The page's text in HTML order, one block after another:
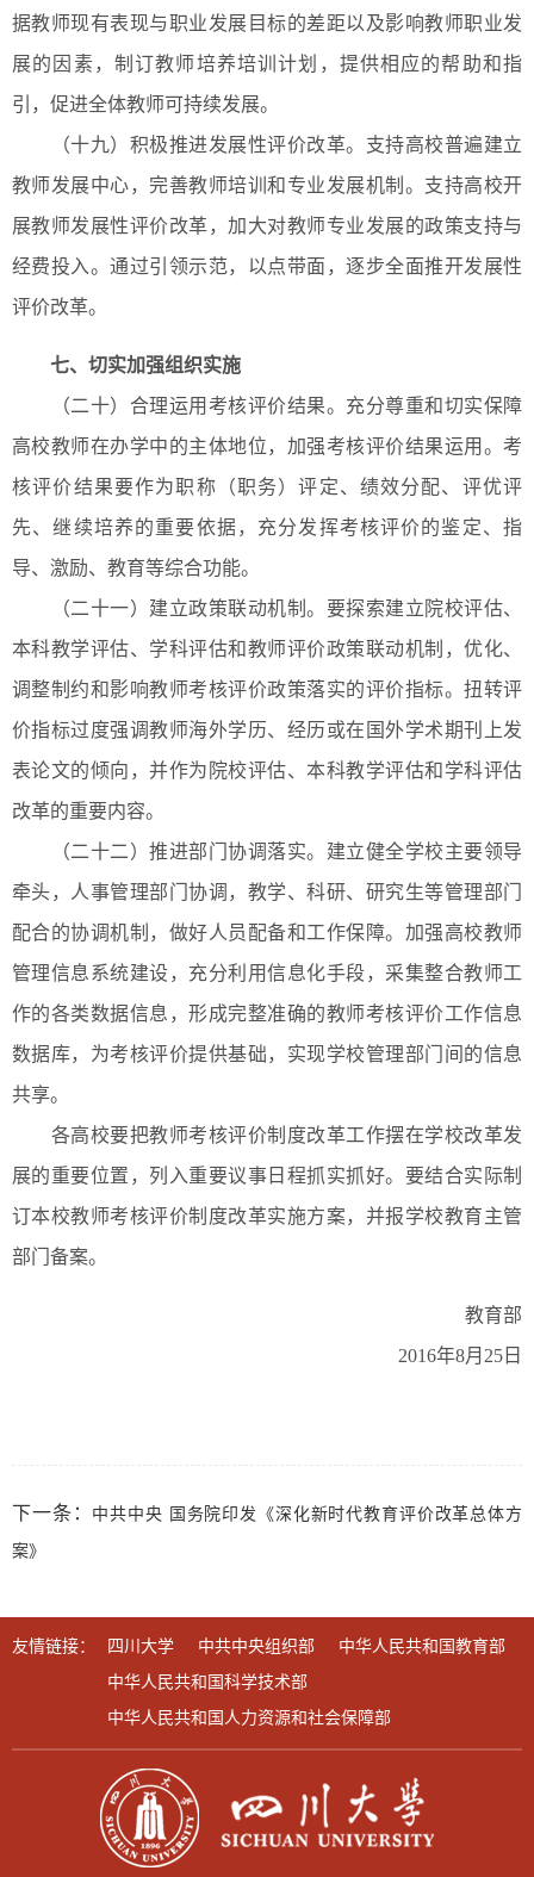
据教师现有表现与职业发展目标的差距以及影响教师职业发
展的因素，制订教师培养培训计划，提供相应的帮助和指
引，促进全体教师可持续发展。
（十九）积极推进发展性评价改革。支持高校普遍建立
教师发展中心，完善教师培训和专业发展机制。支持高校开
展教师发展性评价改革，加大对教师专业发展的政策支持与
经费投入。通过引领示范，以点带面，逐步全面推开发展性
评价改革。
七、切实加强组织实施
（二十）合理运用考核评价结果。充分尊重和切实保障
高校教师在办学中的主体地位，加强考核评价结果运用。考
核评价结果要作为职称（职务）评定、绩效分配、评优评
先、继续培养的重要依据，充分发挥考核评价的鉴定、指
导、激励、教育等综合功能。
（二十一）建立政策联动机制。要探索建立院校评估、
本科教学评估、学科评估和教师评价政策联动机制，优化、
调整制约和影响教师考核评价政策落实的评价指标。扭转评
价指标过度强调教师海外学历、经历或在国外学术期刊上发
表论文的倾向，并作为院校评估、本科教学评估和学科评估
改革的重要内容。
（二十二）推进部门协调落实。建立健全学校主要领导
牵头，人事管理部门协调，教学、科研、研究生等管理部门
配合的协调机制，做好人员配备和工作保障。加强高校教师
管理信息系统建设，充分利用信息化手段，采集整合教师工
作的各类数据信息，形成完整准确的教师考核评价工作信息
数据库，为考核评价提供基础，实现学校管理部门间的信息
共享。
各高校要把教师考核评价制度改革工作摆在学校改革发
展的重要位置，列入重要议事日程抓实抓好。要结合实际制
订本校教师考核评价制度改革实施方案，并报学校教育主管
部门备案。
教育部
2016年8月25日
下一条： 中共中央 国务院印发《深化新时代教育评价改革总体方
案》
友情链接： 四川大学 中共中央组织部
中华人民共和国教育部
中华人民共和国科学技术部
中华人民共和国人力资源和社会保障部